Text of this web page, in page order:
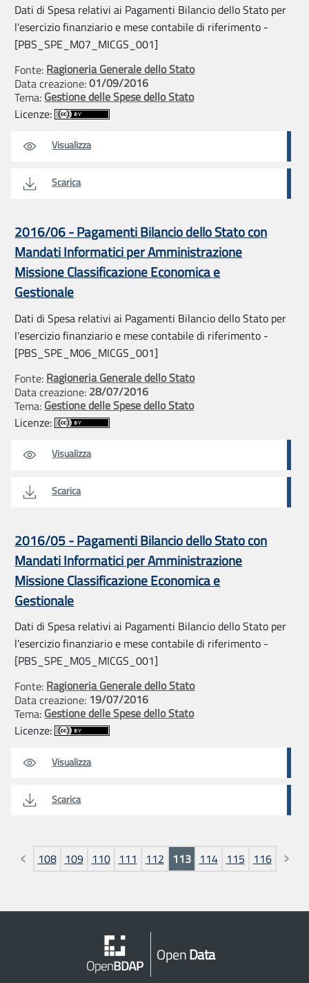
Dati di Spesa relativi ai Pagamenti Bilancio dello Stato per
l'esercizio finanziario e mese contabile di riferimento -
[PBS_SPE_M07_MICGS_001]
Fonte: Ragioneria Generale dello Stato
Data creazione:01/09/2016
Tema: Gestione delle Spese dello Stato
Licenze:
Visualizza
Scarica
2016/06 - Pagamenti Bilancio dello Stato con
Mandati Informatici per Amministrazione
Missione Classificazione Economica e
Gestionale
Dati di Spesa relativi ai Pagamenti Bilancio dello Stato per
l'esercizio finanziario e mese contabile di riferimento -
[PBS_SPE_M06_MICGS_001]
Fonte: Ragioneria Generale dello Stato
Data creazione: 28/07/2016
Tema: Gestione delle Spese dello Stato
Licenze:
Visualizza
Scarica
2016/05 - Pagamenti Bilancio dello Stato con
Mandati Informatici per Amministrazione
Missione Classificazione Economica e
Gestionale
Dati di Spesa relativi ai Pagamenti Bilancio dello Stato per
l'esercizio finanziario e mese contabile di riferimento -
[PBS_SPE_M05_MICGS_001]
Fonte: Ragioneria Generale dello Stato
Data creazione: 19/07/2016
Tema: Gestione delle Spese dello Stato
Licenze:
Visualizza
Scarica
Pagine
108 109 110 111 112 113 114 115 116
OpenData